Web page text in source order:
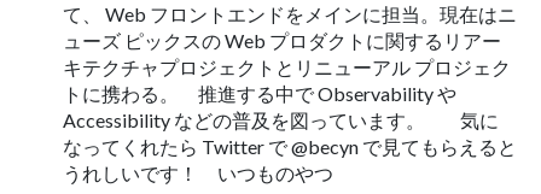
て、 Web フロントエンドをメインに担当。現在はニ
ューズ ピックスの Web プロダクトに関するリアー
キテクチャプロジェクトとリニューアル プロジェク
トに携わる。 推進する中で Observability や
Accessibility などの普及を図っています。 気に
なってくれたら Twitter で @becyn で見てもらえると
うれしいです！ いつものやつ